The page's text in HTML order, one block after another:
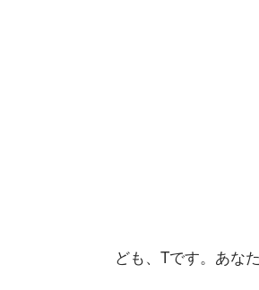
ども、Tです。あな